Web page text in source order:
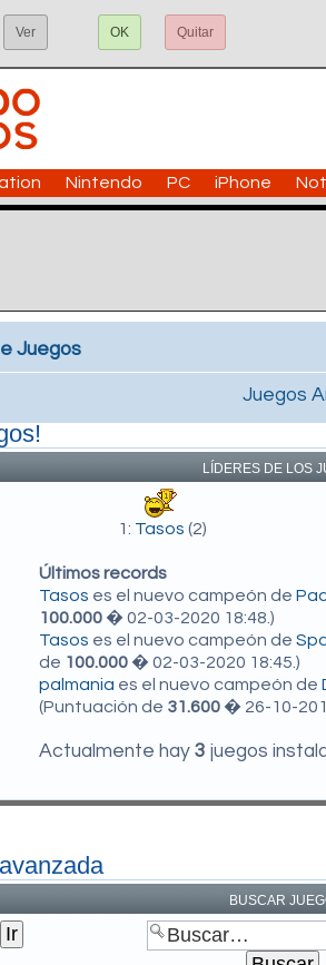
Ver OK Quitar
Nintendo PC iPhone
Juegos
Juegos
LÍDERES DE LOS
1: Tasos (2)
Últimos records
Tasos es el nuevo campeón de
100.000 � 02-03-2020 18:48.)
Tasos es el nuevo campeón de
de 100.000 � 02-03-2020 18:45.)
palmania es el nuevo campeón de
(Puntuación de 31.600 � 26-10-
Actualmente hay 3 juegos
BUSCAR